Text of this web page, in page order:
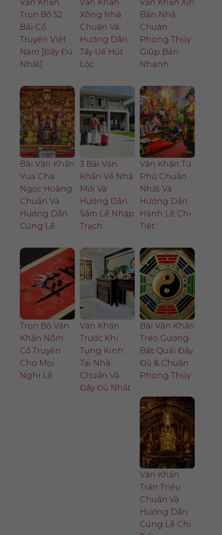
Văn Khấn
Trọn Bộ 52
Bài Cổ
Truyền Việt
Nam [Đầy Đủ
Nhất]
Văn Khấn
Xông Nhà
Chuẩn Và
Hướng Dẫn
Tẩy Uế Hút
Lộc
Văn Khấn Xin
Bán Nhà
Chuẩn
Phong Thủy
Giúp Bán
Nhanh
Bài Văn Khấn
Vua Cha
Ngọc Hoàng
Chuẩn Và
Hướng Dẫn
Cúng Lễ
3 Bài Văn
Khấn Về Nhà
Mới Và
Hướng Dẫn
Sắm Lễ Nhập
Trạch
Văn Khấn Tứ
Phủ Chuẩn
Nhất Và
Hướng Dẫn
Hành Lễ Chi
Tiết
Trọn Bộ Văn
Khấn Nôm
Cổ Truyền
Cho Mọi
Nghi Lễ
Văn Khấn
Trước Khi
Tụng Kinh
Tại Nhà
Chuẩn Và
Đầy Đủ Nhất
Bài Văn Khấn
Treo Gương
Bát Quái Đầy
Đủ & Chuẩn
Phong Thủy
Văn Khấn
Trần Triều
Chuẩn Và
Hướng Dẫn
Cúng Lễ Chi